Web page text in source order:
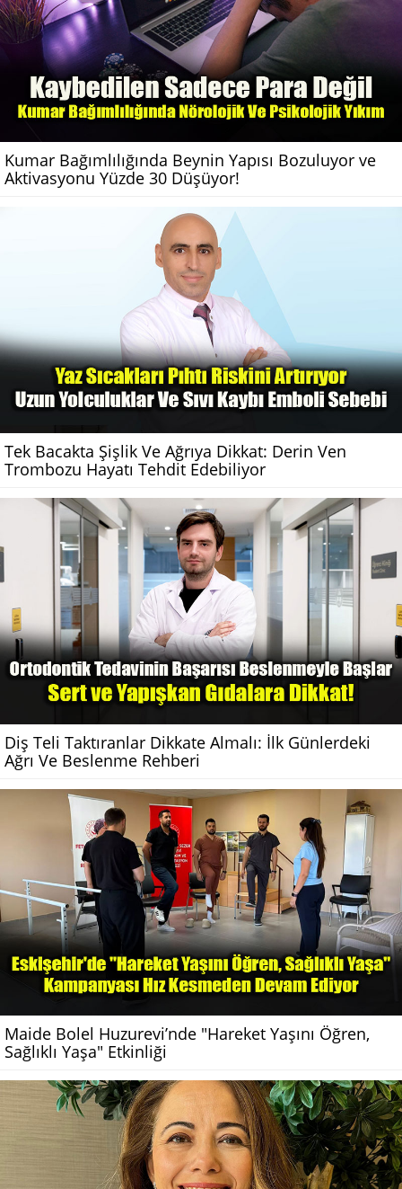
Kumar Bağımlılığında Beynin Yapısı Bozuluyor ve
Aktivasyonu Yüzde 30 Düşüyor!
Tek Bacakta Şişlik Ve Ağrıya Dikkat: Derin Ven
Trombozu Hayatı Tehdit Edebiliyor
Diş Teli Taktıranlar Dikkate Almalı: İlk Günlerdeki
Ağrı Ve Beslenme Rehberi
Maide Bolel Huzurevi’nde "Hareket Yaşını Öğren,
Sağlıklı Yaşa" Etkinliği